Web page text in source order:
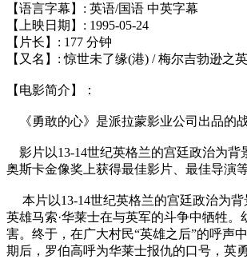
【语言字幕】: 英语/国语 中英字幕
【上映日期】: 1995-05-24
【片长】: 177 分钟
【又名】: 惊世未了缘(港) / 梅尔吉勃逊之
【电影简介】：
《勇敢的心》是派拉蒙影业公司出品的战
影片以13-14世纪英格兰的宫廷政治为背
奥斯卡金像奖上获得最佳影片、最佳导演等
本片以13-14世纪英格兰的宫廷政治为背
英雄马索·华莱士在与英军的斗争中牺牲
害。终于，在广大村民“英雄之后”的呼声
期后，罗伯高呼为华莱士报仇的口号，英